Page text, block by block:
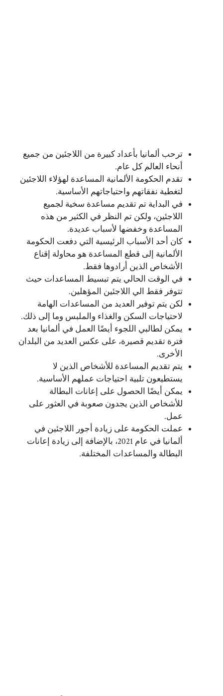
ترحب ألمانيا بأعداد كبيرة من اللاجئين من جميع
أنحاء العالم كل عام.
تقدم الحكومة الألمانية المساعدة لهؤلاء اللاجئين
لتغطية نفقاتهم واحتياجاتهم الأساسية.
في البداية تم تقديم مساعدة سخية لجميع
اللاجئين، ولكن تم النظر في الكثير من هذه
المساعدة وخفضها لأسباب عديدة.
كان أحد الأسباب الرئيسية التي دفعت الحكومة
الألمانية إلى قطع المساعدة هو محاولة إقناع
الأشخاص الذين أرادوها فقط.
في الوقت الحالي يتم تبسيط المساعدات حيث
تتوفر فقط الي اللاجئين المؤهلين.
لكن يتم توفير العديد من المساعدات الهامة
لاحتياجات السكن والغذاء والملبس وما إلى ذلك.
يمكن لطالبي اللجوء أيضًا العمل في ألمانيا بعد
فترة تقديم قصيرة، على عكس العديد من البلدان
الأخرى.
يتم تقديم المساعدة للأشخاص الذين لا
يستطيعون تلبية احتياجات عملهم الأساسية.
يمكن أيضًا الحصول على إعانات البطالة
للأشخاص الذين يجدون صعوبة في العثور على
عمل.
عملت الحكومة على زيادة أجور اللاجئين في
ألمانيا في عام 2021، بالإضافة إلى زيادة إعانات
البطالة والمساعدات المختلفة.